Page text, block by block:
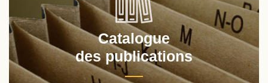
Catalogue
des publications